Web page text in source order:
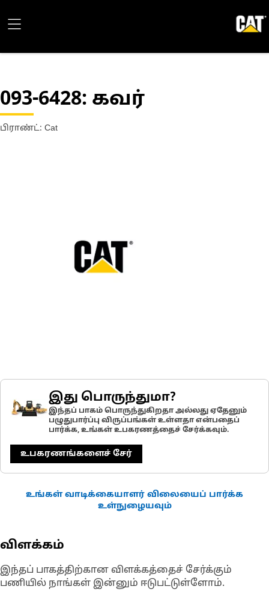
093-6428: கவர்
பிராண்ட்: Cat
இது பொருந்துமா?
இந்தப் பாகம் பொருந்துகிறதா அல்லது ஏதேனும்
பழுதுபார்ப்பு விருப்பங்கள் உள்ளதா என்பதைப்
பார்க்க, உங்கள் உபகரணத்தைச் சேர்க்கவும்.
உபகரணங்களைச் சேர்
உங்கள் வாடிக்கையாளர் விலையைப் பார்க்க
உள்நுழையவும்
விளக்கம்
இந்தப் பாகத்திற்கான விளக்கத்தைச் சேர்க்கும்
பணியில் நாங்கள் இன்னும் ஈடுபட்டுள்ளோம்.